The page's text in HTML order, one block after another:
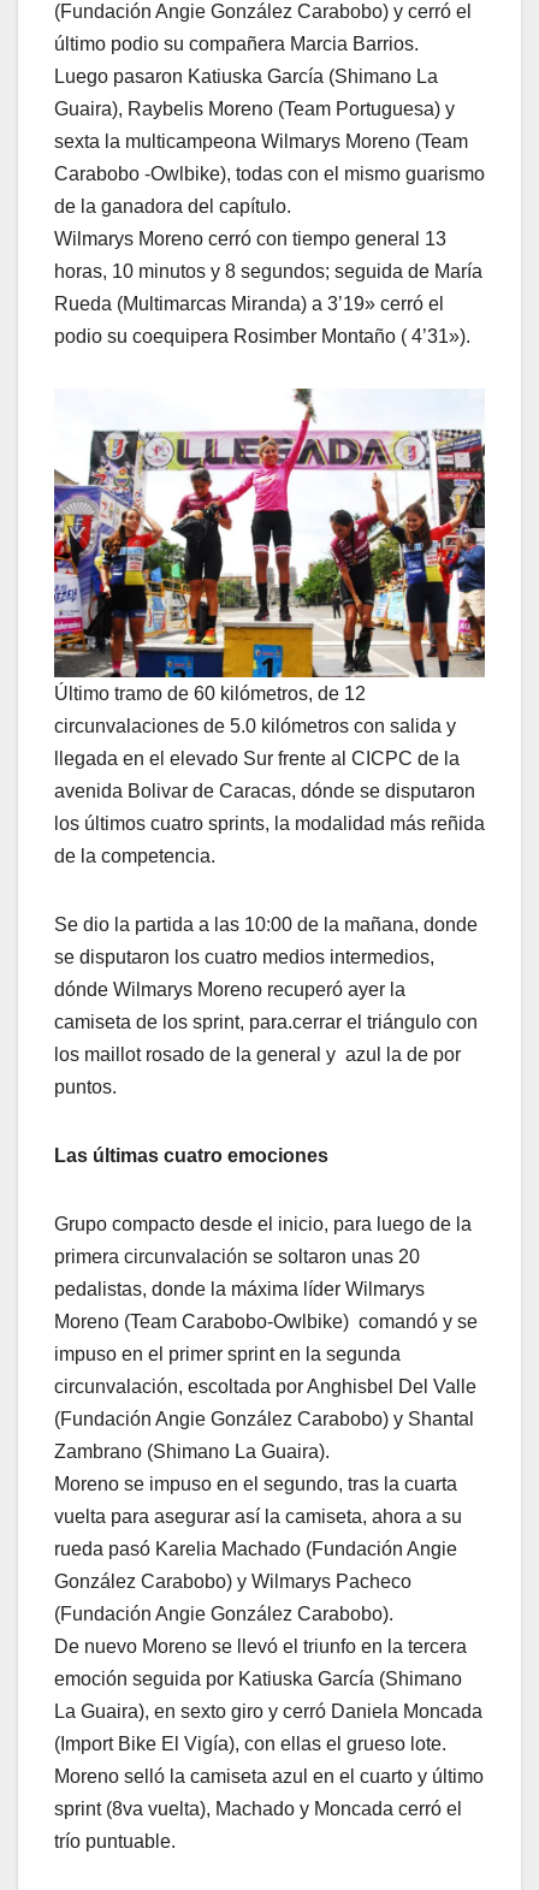
(Fundación Angie González Carabobo) y cerró el
último podio su compañera Marcia Barrios.
Luego pasaron Katiuska García (Shimano La
Guaira), Raybelis Moreno (Team Portuguesa) y
sexta la multicampeona Wilmarys Moreno (Team
Carabobo -Owlbike), todas con el mismo guarismo
de la ganadora del capítulo.
Wilmarys Moreno cerró con tiempo general 13
horas, 10 minutos y 8 segundos; seguida de María
Rueda (Multimarcas Miranda) a 3’19» cerró el
podio su coequipera Rosimber Montaño ( 4’31»).
Último tramo de 60 kilómetros, de 12
circunvalaciones de 5.0 kilómetros con salida y
llegada en el elevado Sur frente al CICPC de la
avenida Bolivar de Caracas, dónde se disputaron
los últimos cuatro sprints, la modalidad más reñida
de la competencia.
Se dio la partida a las 10:00 de la mañana, donde
se disputaron los cuatro medios intermedios,
dónde Wilmarys Moreno recuperó ayer la
camiseta de los sprint, para.cerrar el triángulo con
los maillot rosado de la general y azul la de por
puntos.
Las últimas cuatro emociones
Grupo compacto desde el inicio, para luego de la
primera circunvalación se soltaron unas 20
pedalistas, donde la máxima líder Wilmarys
Moreno (Team Carabobo-Owlbike) comandó y se
impuso en el primer sprint en la segunda
circunvalación, escoltada por Anghisbel Del Valle
(Fundación Angie González Carabobo) y Shantal
Zambrano (Shimano La Guaira).
Moreno se impuso en el segundo, tras la cuarta
vuelta para asegurar así la camiseta, ahora a su
rueda pasó Karelia Machado (Fundación Angie
González Carabobo) y Wilmarys Pacheco
(Fundación Angie González Carabobo).
De nuevo Moreno se llevó el triunfo en la tercera
emoción seguida por Katiuska García (Shimano
La Guaira), en sexto giro y cerró Daniela Moncada
(Import Bike El Vigía), con ellas el grueso lote.
Moreno selló la camiseta azul en el cuarto y último
sprint (8va vuelta), Machado y Moncada cerró el
trío puntuable.